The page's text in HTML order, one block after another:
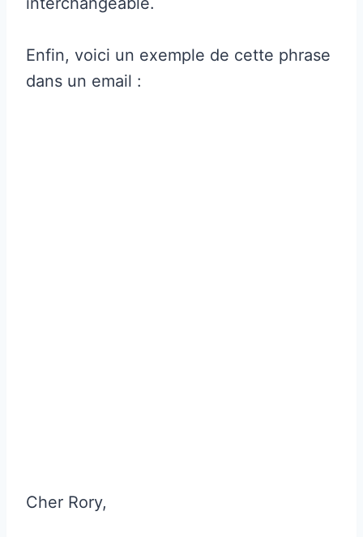
Enfin, voici un exemple de cette phrase
dans un email :
Cher Rory,